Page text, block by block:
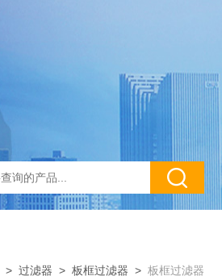
> 过滤器 > 板框过滤器 > 板框过滤器